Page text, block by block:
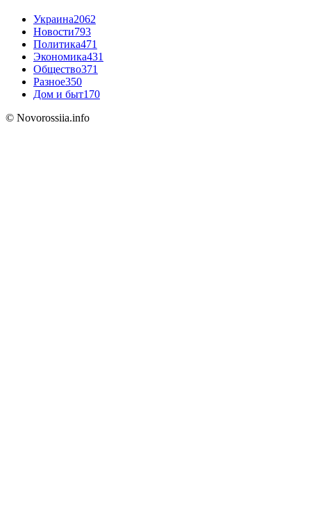
Украина2062
Новости793
Политика471
Экономика431
Общество371
Разное350
Дом и быт170
© Novorossiia.info